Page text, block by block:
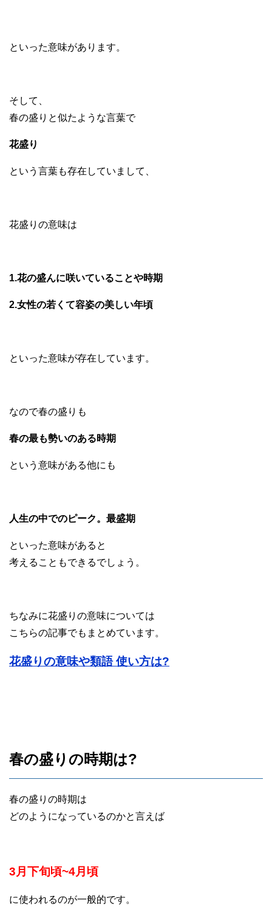
といった意味があります。
そして、
春の盛りと似たような言葉で
花盛り
という言葉も存在していまして、
花盛りの意味は
1.花の盛んに咲いていることや時期
2.女性の若くて容姿の美しい年頃
といった意味が存在しています。
なので春の盛りも
春の最も勢いのある時期
という意味がある他にも
人生の中でのピーク。最盛期
といった意味があると
考えることもできるでしょう。
ちなみに花盛りの意味については
こちらの記事でもまとめています。
花盛りの意味や類語 使い方は?
春の盛りの時期は?
春の盛りの時期は
どのようになっているのかと言えば
3月下旬頃~4月頃
に使われるのが一般的です。